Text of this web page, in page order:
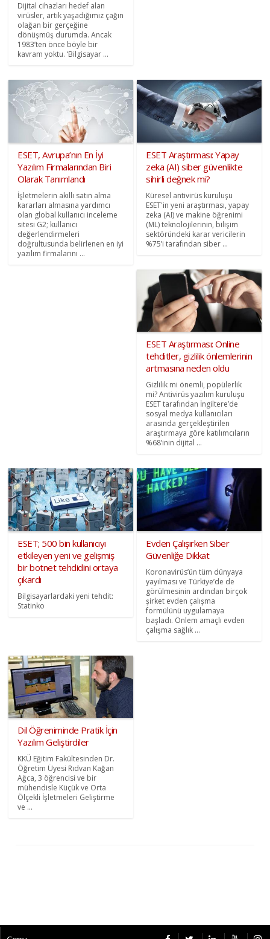
Dijital cihazları hedef alan
virüsler, artık yaşadığımız çağın
olağan bir gerçeğine
dönüşmüş durumda. Ancak
1983’ten önce böyle bir
kavram yoktu. ‘Bilgisayar ...
ESET, Avrupa’nın En İyi
Yazılım Firmalarından Biri
Olarak Tanımlandı
İşletmelerin akıllı satın alma
kararları almasına yardımcı
olan global kullanıcı inceleme
sitesi G2; kullanıcı
değerlendirmeleri
doğrultusunda belirlenen en iyi
yazılım firmalarını ...
ESET Araştırması: Yapay
zeka (AI) siber güvenlikte
sihirli değnek mi?
Küresel antivirüs kuruluşu
ESET'in yeni araştırması, yapay
zeka (AI) ve makine öğrenimi
(ML) teknolojilerinin, bilişim
sektöründeki karar vericilerin
%75’i tarafından siber ...
ESET Araştırması: Online
tehditler, gizlilik önlemlerinin
artmasına neden oldu
Gizlilik mi önemli, popülerlik
mi? Antivirüs yazılım kuruluşu
ESET tarafından İngiltere’de
sosyal medya kullanıcıları
arasında gerçekleştirilen
araştırmaya göre katılımcıların
%68’inin dijital ...
ESET; 500 bin kullanıcıyı
etkileyen yeni ve gelişmiş
bir botnet tehdidini ortaya
çıkardı
Bilgisayarlardaki yeni tehdit:
Statinko
Evden Çalışırken Siber
Güvenliğe Dikkat
Koronavirüs’ün tüm dünyaya
yayılması ve Türkiye’de de
görülmesinin ardından birçok
şirket evden çalışma
formülünü uygulamaya
başladı. Önlem amaçlı evden
çalışma sağlık ...
Dil Öğreniminde Pratik İçin
Yazılım Geliştirdiler
KKÜ Eğitim Fakültesinden Dr.
Öğretim Üyesi Rıdvan Kağan
Ağca, 3 öğrencisi ve bir
mühendisle Küçük ve Orta
Ölçekli İşletmeleri Geliştirme
ve ...